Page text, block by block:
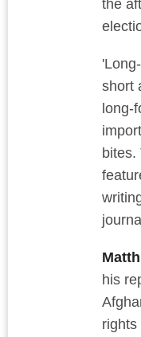
the
short
long-
bites.
his
rights